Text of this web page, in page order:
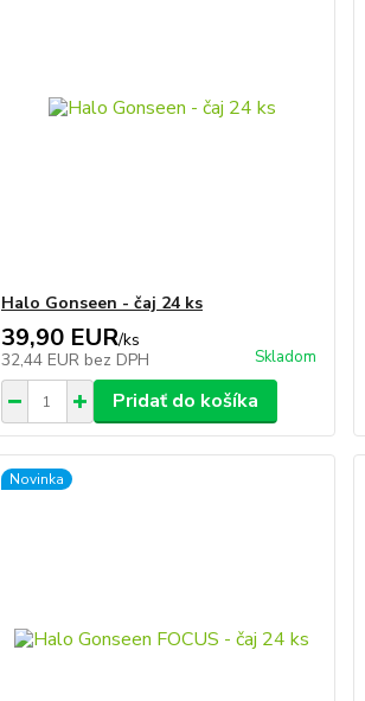
Halo Gonseen - čaj 24 ks
39,90 EUR/ks
32,44 EUR bez DPH Skladom
Pridať do košíka
Novinka